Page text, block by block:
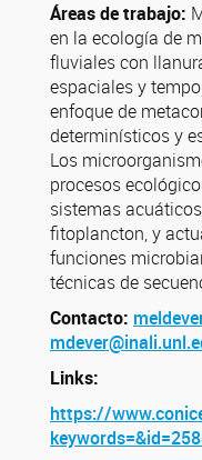
Áreas de trabajo:
en la ecología de
fluviales con
espaciales y
enfoque de
determinísticos y
Los
procesos
sistemas
fitoplancton, y
funciones
técnicas de
Contacto:
Links:
https://